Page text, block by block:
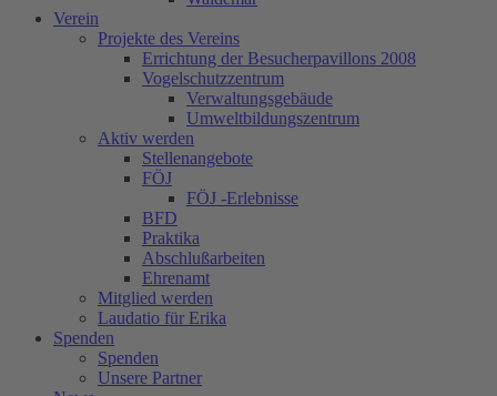
Verein
Projekte des Vereins
Errichtung der Besucherpavillons 2008
Vogelschutzzentrum
Verwaltungsgebäude
Umweltbildungszentrum
Aktiv werden
Stellenangebote
FÖJ
FÖJ -Erlebnisse
BFD
Praktika
Abschlußarbeiten
Ehrenamt
Mitglied werden
Laudatio für Erika
Spenden
Spenden
Unsere Partner